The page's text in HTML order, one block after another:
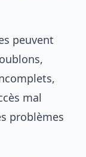
peuvent
mal
problèmes